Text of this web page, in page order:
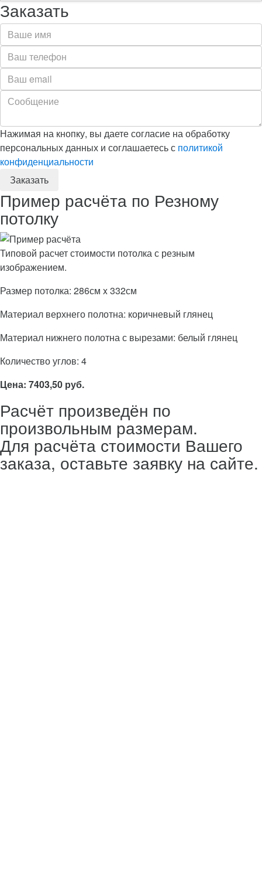
Заказать
Нажимая на кнопку, вы даете согласие на обработку
персональных данных и соглашаетесь с политикой
конфиденциальности
Пример расчёта по Резному
потолку
Типовой расчет стоимости потолка с резным
изображением.
Размер потолка: 286см x 332см
Материал верхнего полотна: коричневый глянец
Материал нижнего полотна с вырезами: белый глянец
Количество углов: 4
Цена: 7403,50 руб.
Расчёт произведён по
произвольным размерам.
Для расчёта стоимости Вашего
заказа, оставьте заявку на сайте.